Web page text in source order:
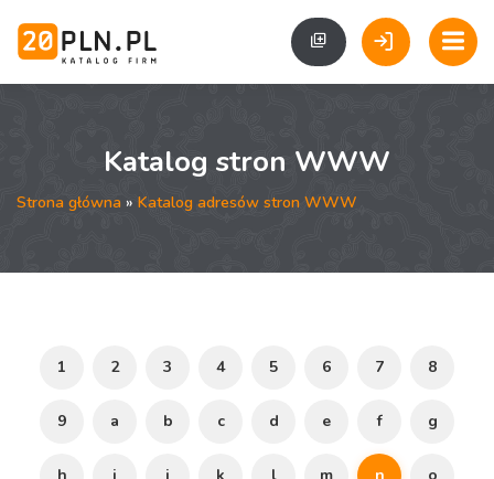
Katalog stron WWW
Strona główna » Katalog adresów stron WWW
1 2 3 4 5 6 7 8
9 a b c d e f g